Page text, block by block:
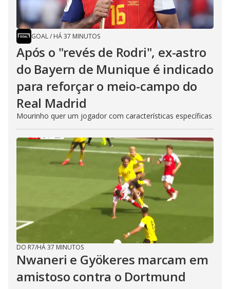
GOAL/ HÁ 37 MINUTOS
Após o "revés de Rodri", ex-astro
do Bayern de Munique é indicado
para reforçar o meio-campo do
Real Madrid
Mourinho quer um jogador com características específicas
DO R7/HÁ 37 MINUTOS
Nwaneri e Gyökeres marcam em
amistoso contra o Dortmund